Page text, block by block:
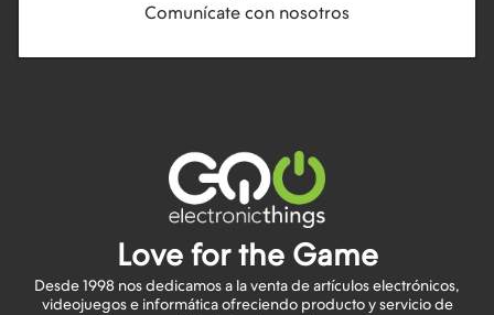
Comunícate con nosotros
Love for the Game
Desde 1998 nos dedicamos a la venta de artículos electrónicos,
videojuegos e informática ofreciendo producto y servicio de